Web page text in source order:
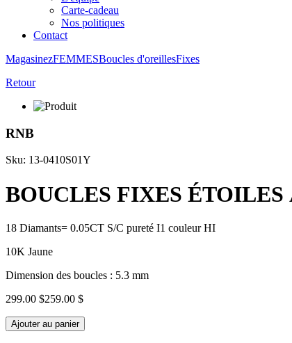
Carte-cadeau
Nos politiques
Contact
MagasinezFEMMESBoucles d'oreillesFixes
Retour
RNB
Sku: 13-0410S01Y
BOUCLES FIXES
18 Diamants= 0.05CT S/C pureté I1 couleur HI
10K Jaune
Dimension des boucles : 5.3 mm
299.00 $259.00 $
Ajouter au panier